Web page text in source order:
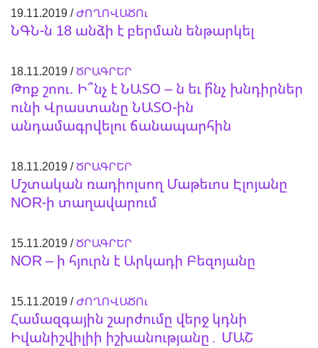
19.11.2019 /ԺՈՂՈՎԱԾՈւ
ՆԳՆ-ն 18 անձի է բերման ենթարկել
18.11.2019 /ԾՐԱԳՐԵՐ
Թոք շոու. Ի՞նչ է ՆԱՏՕ – ն եւ ի՞նչ խնդիրներ
ունի Վրաստանը ՆԱՏՕ-ին
անդամագրվելու ճանապարհին
18.11.2019 /ԾՐԱԳՐԵՐ
Մշտական ռադիոլսող Մաթեւոս Էլոյանը
NOR-ի տաղավարում
15.11.2019 /ԾՐԱԳՐԵՐ
NOR – ի հյուրն է Արկադի Բեզոյանը
15.11.2019 /ԺՈՂՈՎԱԾՈւ
Համազգային շարժումը վերջ կդնի
Իվանիշվիլիի իշխանությանը․ ՄԱՇ